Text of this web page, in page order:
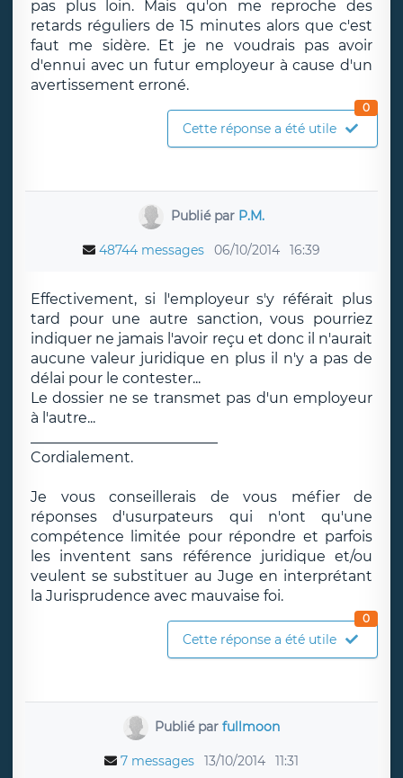
pas plus loin. Mais qu'on me reproche des
retards réguliers de 15 minutes alors que c'est
faut me sidère. Et je ne voudrais pas avoir
d'ennui avec un futur employeur à cause d'un
avertissement erroné.
Cette réponse a été utile
0
Publié par P.M.
48744 messages 06/10/2014 16:39
Effectivement, si l'employeur s'y référait plus
tard pour une autre sanction, vous pourriez
indiquer ne jamais l'avoir reçu et donc il n'aurait
aucune valeur juridique en plus il n'y a pas de
délai pour le contester...
Le dossier ne se transmet pas d'un employeur
à l'autre...
Cordialement.
Je vous conseillerais de vous méfier de
réponses d'usurpateurs qui n'ont qu'une
compétence limitée pour répondre et parfois
les inventent sans référence juridique et/ou
veulent se substituer au Juge en interprétant
la Jurisprudence avec mauvaise foi.
Cette réponse a été utile
0
Publié parfullmoon
7 messages 13/10/2014 11:31